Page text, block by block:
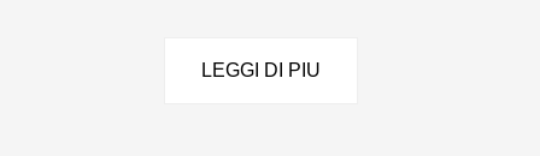
LEGGI DI PIU